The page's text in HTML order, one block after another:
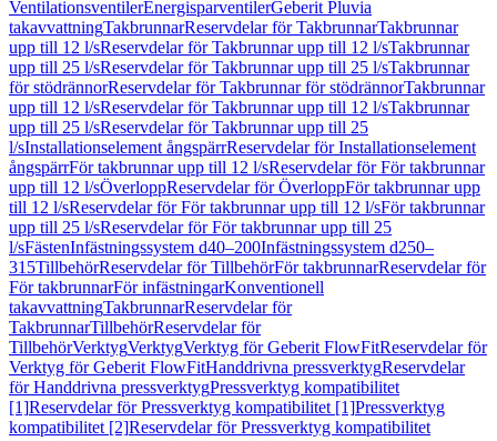
VentilationsventilerEnergisparventilerGeberit Pluvia
takavvattningTakbrunnarReservdelar för TakbrunnarTakbrunnar
upp till 12 l/sReservdelar för Takbrunnar upp till 12 l/sTakbrunnar
upp till 25 l/sReservdelar för Takbrunnar upp till 25 l/sTakbrunnar
för stödrännorReservdelar för Takbrunnar för stödrännorTakbrunnar
upp till 12 l/sReservdelar för Takbrunnar upp till 12 l/sTakbrunnar
upp till 25 l/sReservdelar för Takbrunnar upp till 25
l/sInstallationselement ångspärrReservdelar för Installationselement
ångspärrFör takbrunnar upp till 12 l/sReservdelar för För takbrunnar
upp till 12 l/sÖverloppReservdelar för ÖverloppFör takbrunnar upp
till 12 l/sReservdelar för För takbrunnar upp till 12 l/sFör takbrunnar
upp till 25 l/sReservdelar för För takbrunnar upp till 25
l/sFästenInfästningssystem d40–200Infästningssystem d250–
315TillbehörReservdelar för TillbehörFör takbrunnarReservdelar för
För takbrunnarFör infästningarKonventionell
takavvattningTakbrunnarReservdelar för
TakbrunnarTillbehörReservdelar för
TillbehörVerktygVerktygVerktyg för Geberit FlowFitReservdelar för
Verktyg för Geberit FlowFitHanddrivna pressverktygReservdelar
för Handdrivna pressverktygPressverktyg kompatibilitet
[1]Reservdelar för Pressverktyg kompatibilitet [1]Pressverktyg
kompatibilitet [2]Reservdelar för Pressverktyg kompatibilitet